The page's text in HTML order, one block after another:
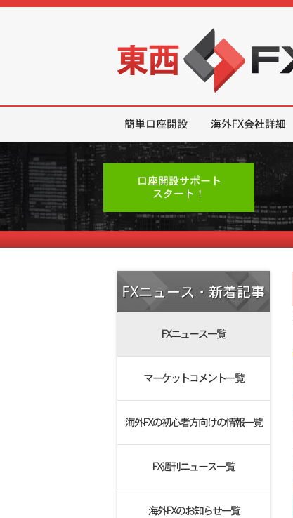
簡単口座開設 海外FX会社詳細
口座開設サポート
スタート！
FXニュース・新着記事
FXニュース一覧
マーケットコメント一覧
海外FXの初心者方向けの情報一覧
FX週刊ニュース一覧
海外FXのお知らせ一覧